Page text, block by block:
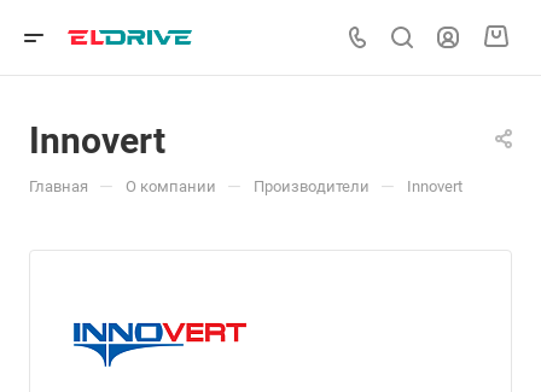
Innovert
Главная — О компании — Производители — Innovert